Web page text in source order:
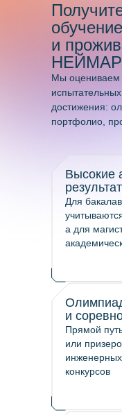
Высокие
Для
а для
и
Прямой
или
инженерных
конкурсов
обучение
и
Мы оцениваем
достижения:
портфолио,